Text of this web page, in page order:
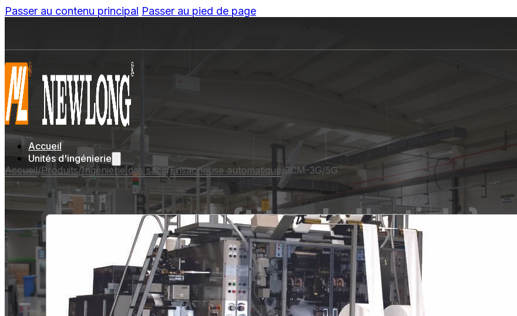
Passer au contenu principal Passer au pied de page
Accueil
Unités d'ingénierie
Accueil/Produits/Ingénierie des sacs/Ensacheuse automatique/3CM-3G/5G
{titre de l'article}